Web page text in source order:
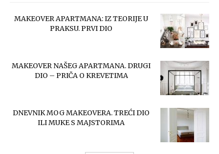
MAKEOVER APARTMANA: IZ TEORIJE U
PRAKSU. PRVI DIO
MAKEOVER NAŠEG APARTMANA. DRUGI
DIO – PRIČA O KREVETIMA
DNEVNIK MOG MAKEOVERA. TREĆI DIO
ILI MUKE S MAJSTORIMA